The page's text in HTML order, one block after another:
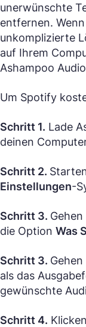
unerwünschte
entfernen.
unkomplizierte
auf Ihrem
Ashampoo
Um Spotify
Schritt 1. Lade
deinen
Schritt 2.
Einstellungen-
Schritt 3. Gehen
die Option Was
Schritt 3. Gehen
als das
gewünschte
Schritt 4.